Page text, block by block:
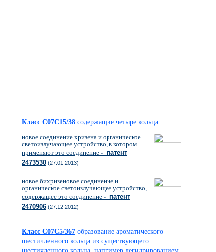
Класс C07C15/38 содержащие четыре кольца
новое соединение хризена и органическое
светоизлучающее устройство, в котором
применяют это соединение - патент
2473530 (27.01.2013)
новое бихризеновое соединение и
органическое светоизлучающее устройство,
содержащее это соединение - патент
2470906 (27.12.2012)
Класс C07C5/367 образование ароматического
шестичленного кольца из существующего
шестичленного кольца, например дегидрированием